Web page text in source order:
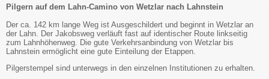
Pilgern auf dem Lahn-Camino von Wetzlar nach Lahnstein
Der ca. 142 km lange Weg ist Ausgeschildert und beginnt in Wetzlar an
der Lahn. Der Jakobsweg verläuft fast auf identischer Route linkseitig
zum Lahnhöhenweg. Die gute Verkehrsanbindung von Wetzlar bis
Lahnstein ermöglicht eine gute Einteilung der Etappen.
Pilgerstempel sind unterwegs in den einzelnen Institutionen zu erhalten.